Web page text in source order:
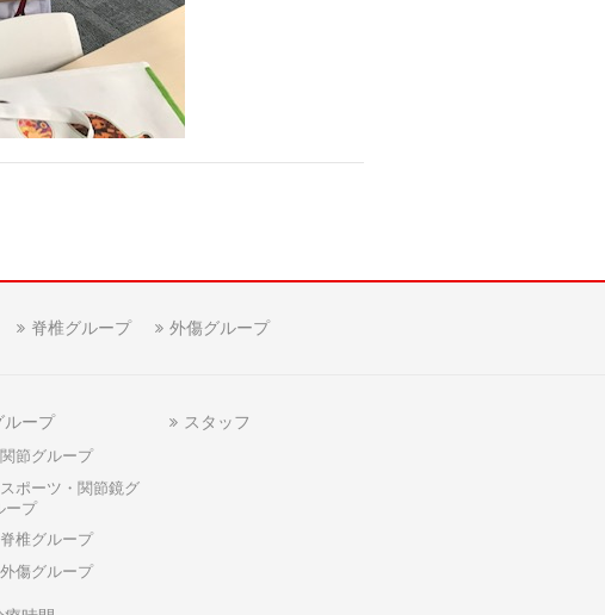
脊椎グループ
外傷グループ
ループ
関節グループ
スポーツ・関節鏡グ
ープ
脊椎グループ
外傷グループ
スタッフ